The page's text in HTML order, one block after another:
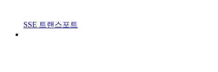
SSE 트랜스포트